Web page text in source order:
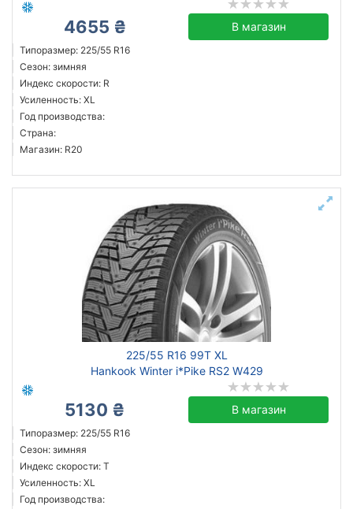
4655 ₴ В магазин
Типоразмер: 225/55 R16
Сезон: зимняя
Индекс скорости: R
Усиленность: XL
Год производства:
Страна:
Магазин: R20
225/55 R16 99T XL
Hankook Winter i*Pike RS2 W429
5130 ₴ В магазин
Типоразмер: 225/55 R16
Сезон: зимняя
Индекс скорости: T
Усиленность: XL
Год производства: